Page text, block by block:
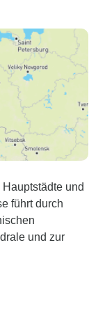
und
führt durch
und zur